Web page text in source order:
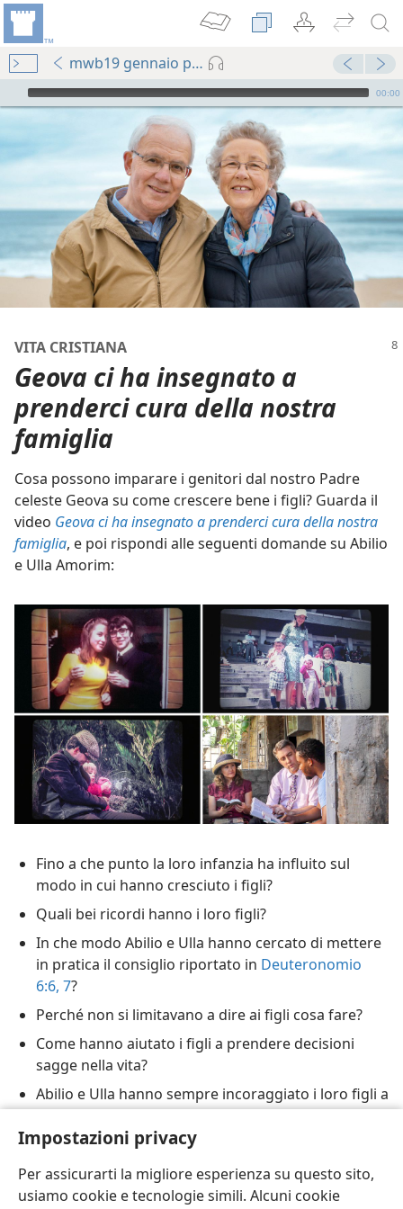
Impostazioni privacy
Per assicurarti la migliore esperienza su questo sito,
usiamo cookie e tecnologie simili. Alcuni cookie
mwb19 gennaio p. 8
Audio Player
00:00
Geova
(per lo studio) 2019
2)
VITA CRISTIANA
Geova ci ha insegnato a
prenderci cura della nostra
famiglia
Cosa possono imparare i genitori dal nostro Padre
celeste Geova su come crescere bene i figli? Guarda il
video Geova ci ha insegnato a prenderci cura della nostra
famiglia, e poi rispondi alle seguenti domande su Abilio
e Ulla Amorim:
Fino a che punto la loro infanzia ha influito sul
modo in cui hanno cresciuto i figli?
Quali bei ricordi hanno i loro figli?
In che modo Abilio e Ulla hanno cercato di mettere
in pratica il consiglio riportato in Deuteronomio
6:6, 7?
Perché non si limitavano a dire ai figli cosa fare?
Come hanno aiutato i figli a prendere decisioni
sagge nella vita?
Abilio e Ulla hanno sempre incoraggiato i loro figli a
intraprendere il servizio a tempo pieno pur
sapendo che questo avrebbe comportato un